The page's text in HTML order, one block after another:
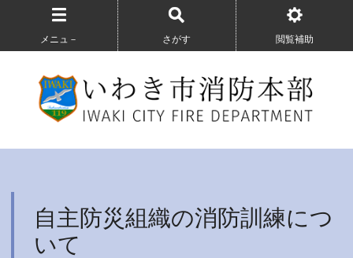
メニュ－ さがす 閲覧補助
自主防災組織の消防訓練につ
いて